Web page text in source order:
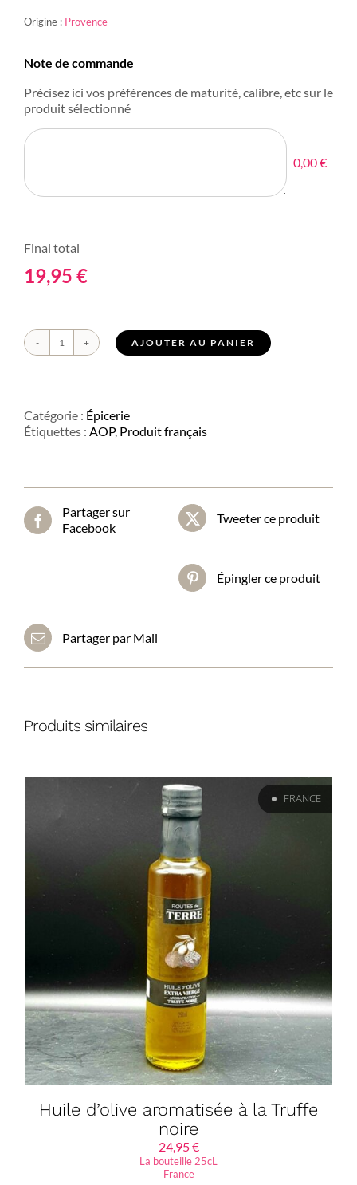
Origine : Provence
Note de commande
Précisez ici vos préférences de maturité, calibre, etc sur le
produit sélectionné
0,00 €
Final total
19,95 €
quantité
vierge
Provence
AJOUTER AU PANIER
Catégorie : Épicerie
Étiquettes : AOP, Produit français
Partager sur
Facebook
Tweeter ce produit
Épingler ce produit
Partager par Mail
Produits similaires
FRANCE
Huile d’olive aromatisée à la Truffe
noire
24,95€
La bouteille 25cL
France